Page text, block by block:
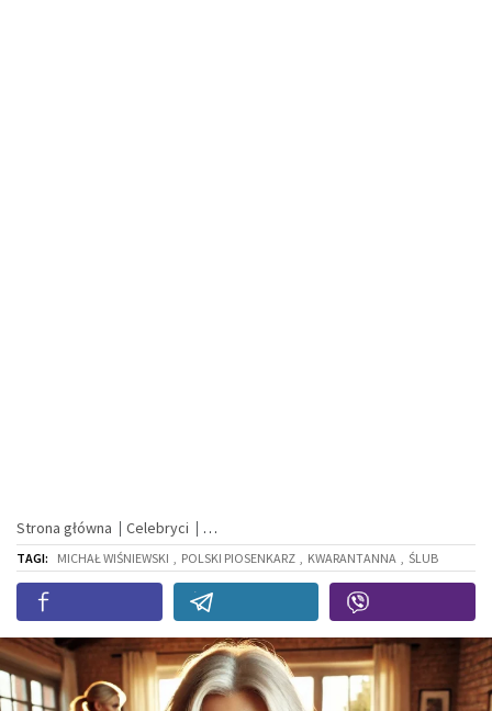
Strona główna Celebryci
TAGI: MICHAŁ WIŚNIEWSKI , POLSKI PIOSENKARZ , KWARANTANNA , ŚLUB